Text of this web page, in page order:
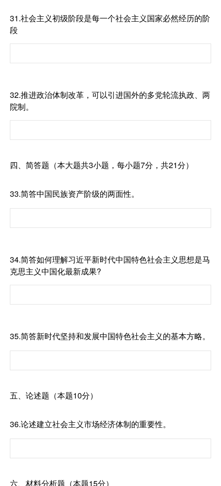
31.社会主义初级阶段是每一个社会主义国家必然经历的阶
段
32.推进政治体制改革，可以引进国外的多党轮流执政、两
院制。
四、简答题（本大题共3小题，每小题7分，共21分）
33.简答中国民族资产阶级的两面性。
34.简答如何理解习近平新时代中国特色社会主义思想是马
克思主义中国化最新成果?
35.简答新时代坚持和发展中国特色社会主义的基本方略。
五、论述题（本题10分）
36.论述建立社会主义市场经济体制的重要性。
六、材料分析题（本题15分）